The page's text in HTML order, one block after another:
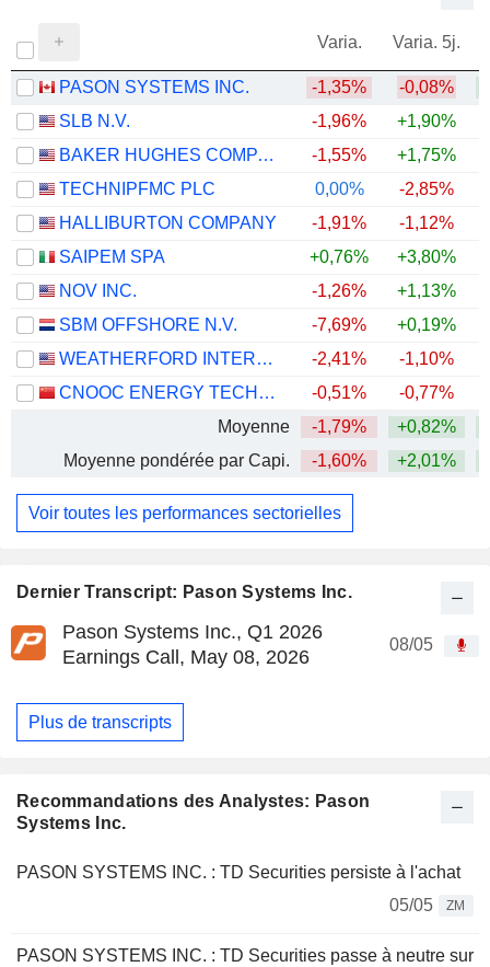
Dernier Transcript: Pason Systems Inc.
Pason Systems Inc., Q1 2026
Earnings Call, May 08, 2026
08/05
Plus de transcripts
Recommandations des Analystes: Pason
Systems Inc.
PASON SYSTEMS INC. : TD Securities persiste à l'achat
05/05
ZM
PASON SYSTEMS INC. : TD Securities passe à neutre sur
Varia. Varia. 5j.
PASON SYSTEMS INC. -1,35% -0,08%
SLB N.V.
-1,96% +1,90%
BAKER HUGHES COMPANY
-1,55% +1,75%
TECHNIPFMC PLC
0,00% -2,85%
HALLIBURTON COMPANY
-1,91% -1,12%
SAIPEM SPA
+0,76% +3,80%
NOV INC.
-1,26% +1,13%
SBM OFFSHORE N.V.
-7,69% +0,19%
WEATHERFORD INTERNATIONAL PLC
-2,41% -1,10%
CNOOC ENERGY TECHNOLOGY & SERVICES LIMITED
-0,51% -0,77%
Moyenne
-1,79% +0,82%
Moyenne pondérée par Capi.
-1,60% +2,01%
Voir toutes les performances sectorielles